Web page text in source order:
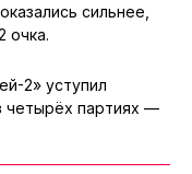
сильнее,
очка.
2» уступил
четырёх партиях —